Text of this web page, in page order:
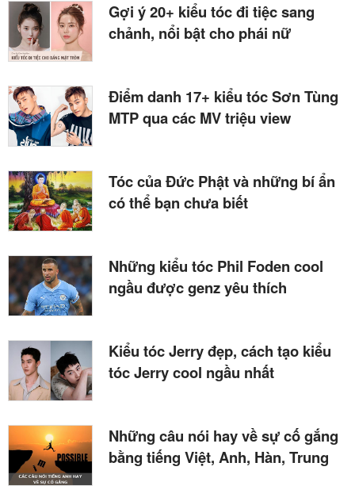
Gợi ý 20+ kiểu tóc đi tiệc sang
chảnh, nổi bật cho phái nữ
Điểm danh 17+ kiểu tóc Sơn Tùng
MTP qua các MV triệu view
Tóc của Đức Phật và những bí ẩn
có thể bạn chưa biết
Những kiểu tóc Phil Foden cool
ngầu được genz yêu thích
Kiểu tóc Jerry đẹp, cách tạo kiểu
tóc Jerry cool ngầu nhất
Những câu nói hay về sự cố gắng
bằng tiếng Việt, Anh, Hàn, Trung